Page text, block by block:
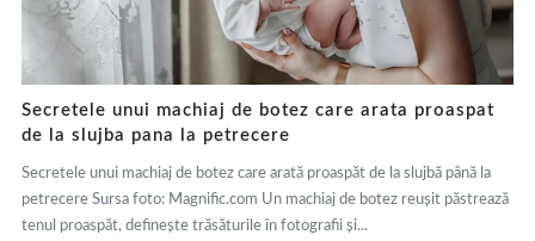
Secretele unui machiaj de botez care arata proaspat
de la slujba pana la petrecere
Secretele unui machiaj de botez care arată proaspăt de la slujbă până la
petrecere Sursa foto: Magnific.com Un machiaj de botez reușit păstrează
tenul proaspăt, definește trăsăturile în fotografii și...